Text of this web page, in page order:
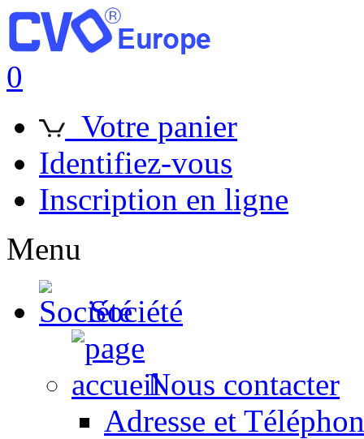
0
Votre panier
Identifiez-vous
Inscription en ligne
Menu
Société
Nous contacter
Adresse et